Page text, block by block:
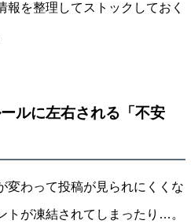
を整理してストックしておく
ルに左右される「不安
変わって投稿が見られにくくな
トが凍結されてしまったり…。